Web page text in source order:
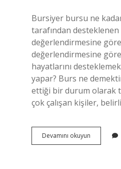
Bursiyer bursu ne
tarafından
değerlendirmesine
değerlendirmesine
hayatlarını
yapar? Burs ne
ettiği bir durum olarak
çok çalışan kişiler,
Devamını okuyun Bursiyer
Destek